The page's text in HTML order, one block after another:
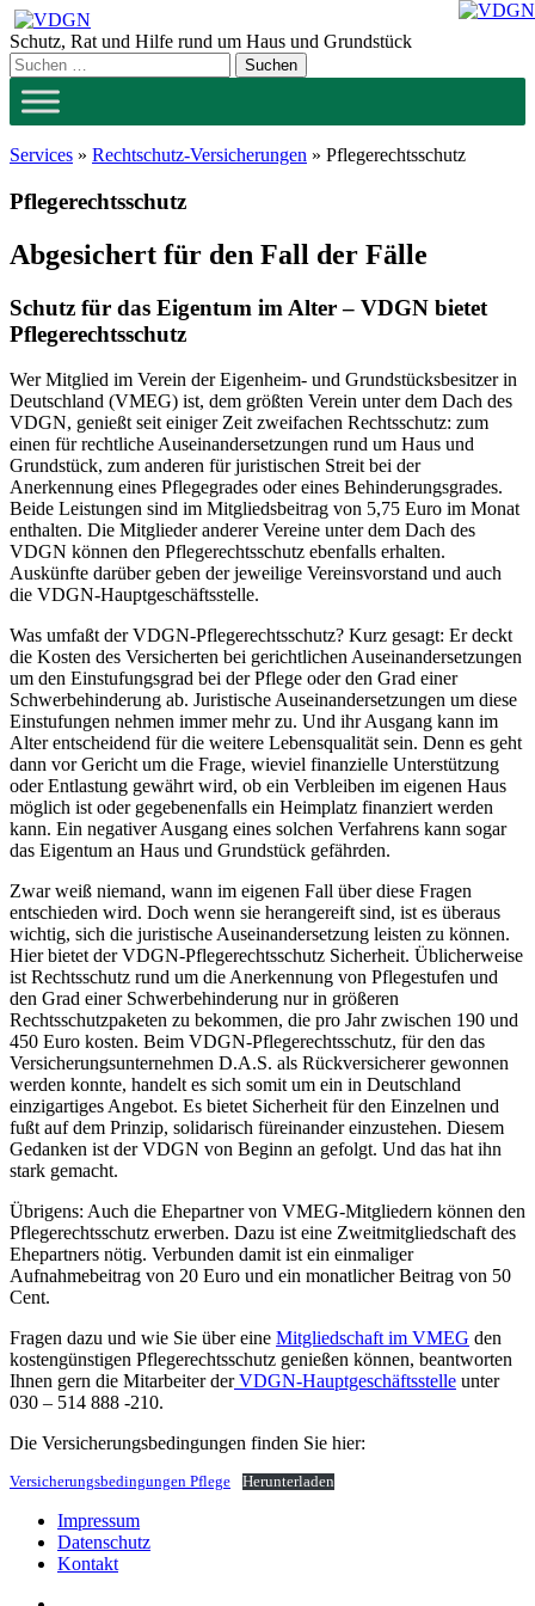
Zum
Inhalt
springen
Schutz, Rat und Hilfe rund um Haus und Grundstück
Services » Rechtschutz-Versicherungen » Pflegerechtsschutz
Pflegerechtsschutz
Abgesichert für den Fall der Fälle
Schutz für das Eigentum im Alter – VDGN bietet
Pflegerechtsschutz
Wer Mitglied im Verein der Eigenheim- und Grundstücksbesitzer in
Deutschland (VMEG) ist, dem größten Verein unter dem Dach des
VDGN, genießt seit einiger Zeit zweifachen Rechtsschutz: zum
einen für rechtliche Auseinandersetzungen rund um Haus und
Grundstück, zum anderen für juristischen Streit bei der
Anerkennung eines Pflegegrades oder eines Behinderungsgrades.
Beide Leistungen sind im Mitgliedsbeitrag von 5,75 Euro im Monat
enthalten. Die Mitglieder anderer Vereine unter dem Dach des
VDGN können den Pflegerechtsschutz ebenfalls erhalten.
Auskünfte darüber geben der jeweilige Vereinsvorstand und auch
die VDGN-Hauptgeschäftsstelle.
Was umfaßt der VDGN-Pflegerechtsschutz? Kurz gesagt: Er deckt
die Kosten des Versicherten bei gerichtlichen Auseinandersetzungen
um den Einstufungsgrad bei der Pflege oder den Grad einer
Schwerbehinderung ab. Juristische Auseinandersetzungen um diese
Einstufungen nehmen immer mehr zu. Und ihr Ausgang kann im
Alter entscheidend für die weitere Lebensqualität sein. Denn es geht
dann vor Gericht um die Frage, wieviel finanzielle Unterstützung
oder Entlastung gewährt wird, ob ein Verbleiben im eigenen Haus
möglich ist oder gegebenenfalls ein Heimplatz finanziert werden
kann. Ein negativer Ausgang eines solchen Verfahrens kann sogar
das Eigentum an Haus und Grundstück gefährden.
Zwar weiß niemand, wann im eigenen Fall über diese Fragen
entschieden wird. Doch wenn sie herangereift sind, ist es überaus
wichtig, sich die juristische Auseinandersetzung leisten zu können.
Hier bietet der VDGN-Pflegerechtsschutz Sicherheit. Üblicherweise
ist Rechtsschutz rund um die Anerkennung von Pflegestufen und
den Grad einer Schwerbehinderung nur in größeren
Rechtsschutzpaketen zu bekommen, die pro Jahr zwischen 190 und
450 Euro kosten. Beim VDGN-Pflegerechtsschutz, für den das
Versicherungsunternehmen D.A.S. als Rückversicherer gewonnen
werden konnte, handelt es sich somit um ein in Deutschland
einzigartiges Angebot. Es bietet Sicherheit für den Einzelnen und
fußt auf dem Prinzip, solidarisch füreinander einzustehen. Diesem
Gedanken ist der VDGN von Beginn an gefolgt. Und das hat ihn
stark gemacht.
Übrigens: Auch die Ehepartner von VMEG-Mitgliedern können den
Pflegerechtsschutz erwerben. Dazu ist eine Zweitmitgliedschaft des
Ehepartners nötig. Verbunden damit ist ein einmaliger
Aufnahmebeitrag von 20 Euro und ein monatlicher Beitrag von 50
Cent.
Fragen dazu und wie Sie über eine Mitgliedschaft im VMEG den
kostengünstigen Pflegerechtsschutz genießen können, beantworten
Ihnen gern die Mitarbeiter derVDGN-Hauptgeschäftsstelle unter
030 – 514 888 -210.
Die Versicherungsbedingungen finden Sie hier:
Versicherungsbedingungen Pflege Herunterladen
Impressum
Datenschutz
Kontakt